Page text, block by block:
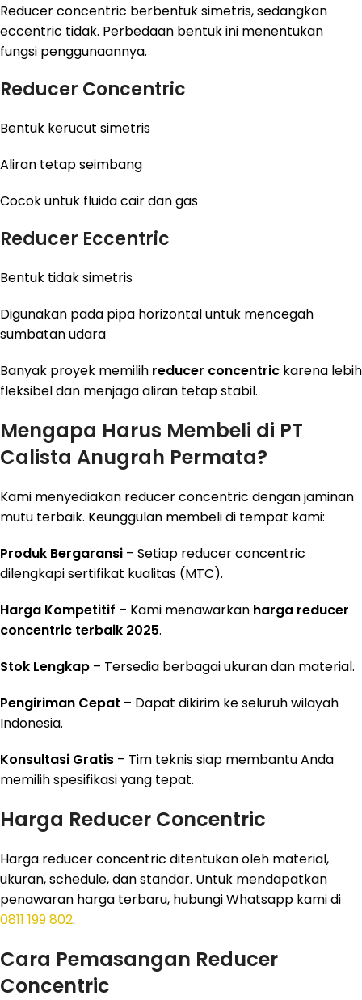
Reducer concentric berbentuk simetris, sedangkan
eccentric tidak. Perbedaan bentuk ini menentukan
fungsi penggunaannya.
Reducer Concentric
Bentuk kerucut simetris
Aliran tetap seimbang
Cocok untuk fluida cair dan gas
Reducer Eccentric
Bentuk tidak simetris
Digunakan pada pipa horizontal untuk mencegah
sumbatan udara
Banyak proyek memilih reducer concentric karena lebih
fleksibel dan menjaga aliran tetap stabil.
Mengapa Harus Membeli di PT
Calista Anugrah Permata?
Kami menyediakan reducer concentric dengan jaminan
mutu terbaik. Keunggulan membeli di tempat kami:
Produk Bergaransi – Setiap reducer concentric
dilengkapi sertifikat kualitas (MTC).
Harga Kompetitif – Kami menawarkan harga reducer
concentric terbaik 2025.
Stok Lengkap – Tersedia berbagai ukuran dan material.
Pengiriman Cepat – Dapat dikirim ke seluruh wilayah
Indonesia.
Konsultasi Gratis – Tim teknis siap membantu Anda
memilih spesifikasi yang tepat.
Harga Reducer Concentric
Harga reducer concentric ditentukan oleh material,
ukuran, schedule, dan standar. Untuk mendapatkan
penawaran harga terbaru, hubungi Whatsapp kami di
0811 199 802.
Cara Pemasangan Reducer
Concentric